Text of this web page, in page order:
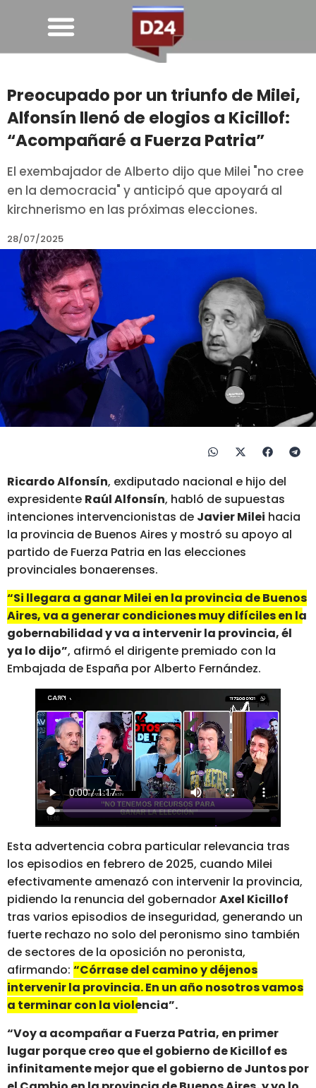
Preocupado por un triunfo de Milei,
Alfonsín llenó de elogios a Kicillof:
“Acompañaré a Fuerza Patria”
El exembajador de Alberto dijo que Milei "no cree
en la democracia" y anticipó que apoyará al
kirchnerismo en las próximas elecciones.
28/07/2025
Ricardo Alfonsín, exdiputado nacional e hijo del
expresidente Raúl Alfonsín, habló de supuestas
intenciones intervencionistas de Javier Milei hacia
la provincia de Buenos Aires y mostró su apoyo al
partido de Fuerza Patria en las elecciones
provinciales bonaerenses.
“Si llegara a ganar Milei en la provincia de Buenos
Aires, va a generar condiciones muy difíciles en la
gobernabilidad y va a intervenir la provincia, él
ya lo dijo”, afirmó el dirigente premiado con la
Embajada de España por Alberto Fernández.
Esta advertencia cobra particular relevancia tras
los episodios en febrero de 2025, cuando Milei
efectivamente amenazó con intervenir la provincia,
pidiendo la renuncia del gobernadorAxel Kicillof
tras varios episodios de inseguridad, generando un
fuerte rechazo no solo del peronismo sino también
de sectores de la oposición no peronista,
afirmando: “Córrase del camino y déjenos
intervenir la provincia. En un año nosotros vamos
a terminar con la violencia”.
“Voy a acompañar a Fuerza Patria, en primer
lugar porque creo que el gobierno de Kicillof es
infinitamente mejor que el gobierno de Juntos por